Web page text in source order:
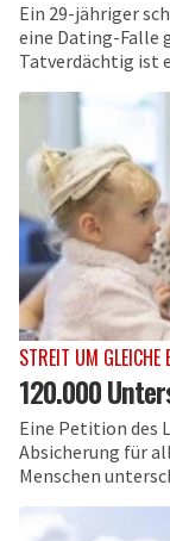
Ein 29-jähriger
eine Dating-Falle
Tatverdächtig ist
STREIT UM GLEICHE
120.000
Eine Petition des
Absicherung für
Menschen